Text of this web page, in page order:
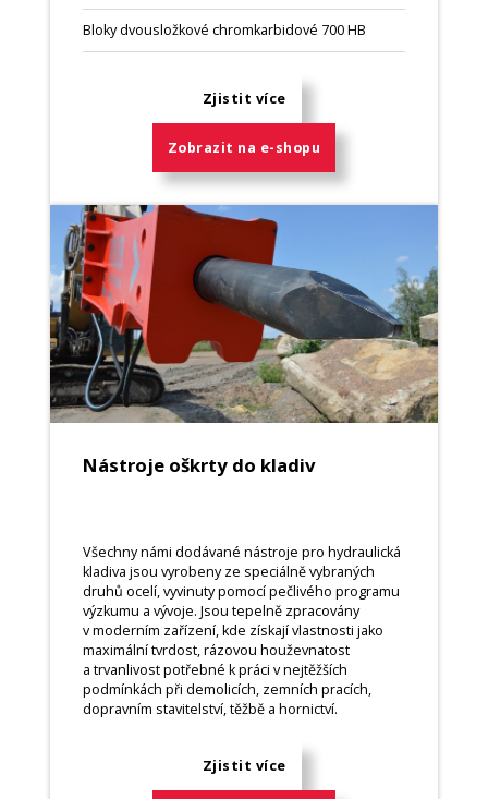
Bloky dvousložkové chromkarbidové 700 HB
Zjistit více
Zobrazit na e-shopu
Nástroje oškrty do kladiv
Všechny námi dodávané nástroje pro hydraulická
kladiva jsou vyrobeny ze speciálně vybraných
druhů ocelí, vyvinuty pomocí pečlivého programu
výzkumu a vývoje. Jsou tepelně zpracovány
v moderním zařízení, kde získají vlastnosti jako
maximální tvrdost, rázovou houževnatost
a trvanlivost potřebné k práci v nejtěžších
podmínkách při demolicích, zemních pracích,
dopravním stavitelství, těžbě a hornictví.
Zjistit více